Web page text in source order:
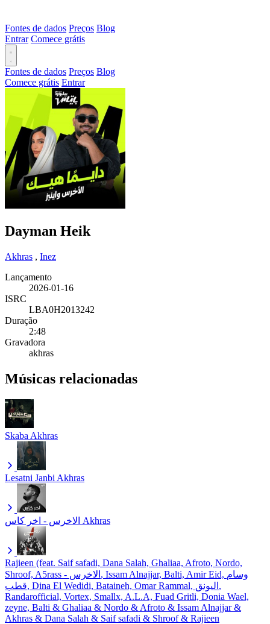
Fontes de dados Preços Blog
Entrar Comece grátis
Fontes de dados Preços Blog
Comece grátis Entrar
Dayman Heik
Akhras , Inez
Lançamento
2026-01-16
ISRC
LBA0H2013242
Duração
2:48
Gravadora
akhras
Músicas relacionadas
Skaba Akhras
Lesatni Janbi Akhras
الاخرس - اخر كاس Akhras
Rajieen (feat. Saif safadi, Dana Salah, Ghaliaa, Afroto, Nordo,
Shroof, A5rass - الاخرس, Issam Alnajjar, Balti, Amir Eid, وسام
قطب, Dina El Wedidi, Bataineh, Omar Rammal, اليونق,
Randarofficial, Vortex, Smallx, A.L.A, Fuad Gritli, Donia Wael,
zeyne, Balti & Ghaliaa & Nordo & Afroto & Issam Alnajjar &
Akhras & Dana Salah & Saif safadi & Shroof & Rajieen